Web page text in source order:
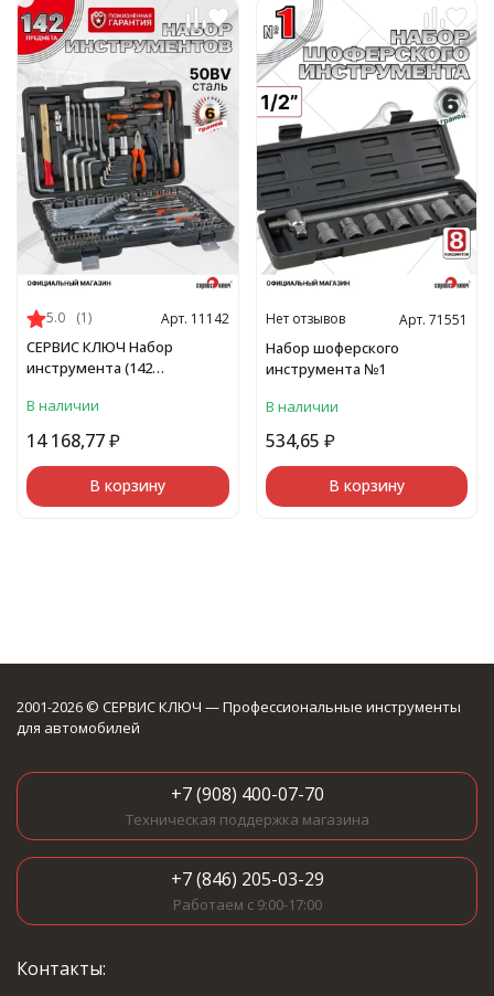
СЕРВИС КЛЮЧ Набор
инструмента (142
В наличии
5.0 (1) Арт. 11142
14 168,77₽
В корзину
Набор шоферского
инструмента №1
В наличии
Нет отзывов Арт. 71551
534,65 ₽
В корзину
2001-2026 © СЕРВИС КЛЮЧ — Профессиональные инструменты
для автомобилей
+7 (908) 400-07-70
Техническая поддержка магазина
+7 (846) 205-03-29
Работаем с 9:00-17:00
Контакты: